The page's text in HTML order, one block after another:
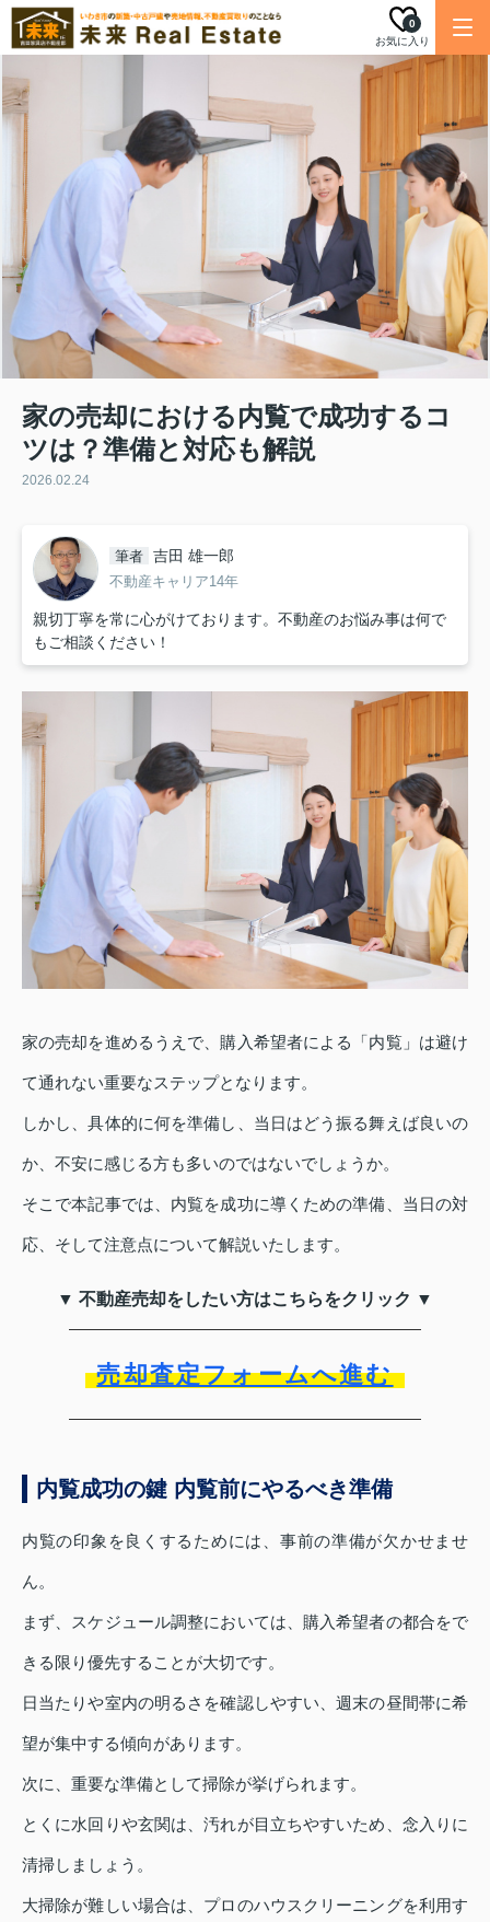
お気に入り
0
家の売却における内覧で成功するコ
ツは？準備と対応も解説
2026.02.24
筆者 吉田 雄一郎
不動産キャリア14年
親切丁寧を常に心がけております。不動産のお悩み事は何で
もご相談ください！
家の売却を進めるうえで、購入希望者による「内覧」は避け
て通れない重要なステップとなります。
しかし、具体的に何を準備し、当日はどう振る舞えば良いの
か、不安に感じる方も多いのではないでしょうか。
そこで本記事では、内覧を成功に導くための準備、当日の対
応、そして注意点について解説いたします。
▼ 不動産売却をしたい方はこちらをクリック ▼
売却査定フォームへ進む
内覧成功の鍵 内覧前にやるべき準備
内覧の印象を良くするためには、事前の準備が欠かせませ
ん。
まず、スケジュール調整においては、購入希望者の都合をで
きる限り優先することが大切です。
日当たりや室内の明るさを確認しやすい、週末の昼間帯に希
望が集中する傾向があります。
次に、重要な準備として掃除が挙げられます。
とくに水回りや玄関は、汚れが目立ちやすいため、念入りに
清掃しましょう。
大掃除が難しい場合は、プロのハウスクリーニングを利用す